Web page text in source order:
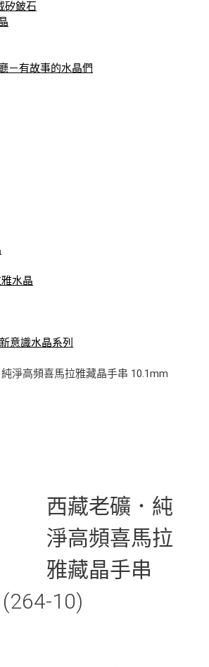
矽鈹石
－有故事的水晶們
水晶
意識水晶系列
淨高頻喜馬拉雅藏晶手串 10.1mm
西藏老礦．純
淨高頻喜馬拉
雅藏晶手串
10)